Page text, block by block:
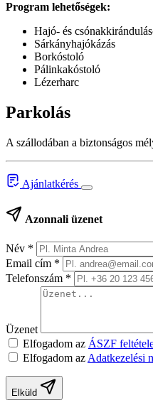
Program lehetőségek:
Hajó- és
Sárkányhajókázás
Borkóstoló
Pálinkakóstoló
Lézerharc
Parkolás
A szállodában a biztonságos
Ajánlatkérés
Azonnali üzenet
Név *
Email cím *
Telefonszám *
Üzenet
Elfogadom az ÁSZF
Elfogadom az Adatkezelési
Elküld